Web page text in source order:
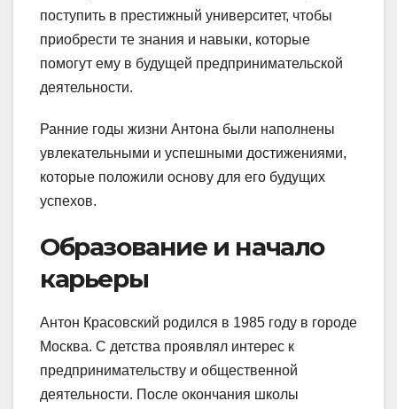
поступить в престижный университет, чтобы
приобрести те знания и навыки, которые
помогут ему в будущей предпринимательской
деятельности.
Ранние годы жизни Антона были наполнены
увлекательными и успешными достижениями,
которые положили основу для его будущих
успехов.
Образование и начало
карьеры
Антон Красовский родился в 1985 году в городе
Москва. С детства проявлял интерес к
предпринимательству и общественной
деятельности. После окончания школы